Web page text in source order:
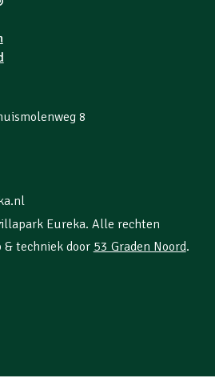
8
Eureka. Alle rechten
& techniek door 53 Graden Noord.